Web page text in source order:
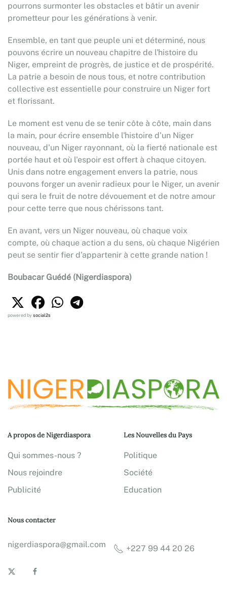
pourrons surmonter les obstacles et bâtir un avenir
prometteur pour les générations à venir.
Ensemble, en tant que peuple uni et déterminé, nous
pouvons écrire un nouveau chapitre de l'histoire du
Niger, empreint de progrès, de justice et de prospérité.
La patrie a besoin de nous tous, et notre contribution
collective est essentielle pour construire un Niger fort
et florissant.
Le moment est venu de se tenir côte à côte, main dans
la main, pour écrire ensemble l'histoire d'un Niger
nouveau, d'un Niger rayonnant, où la fierté nationale est
portée haut et où l'espoir est offert à chaque citoyen.
Unis dans notre engagement envers la patrie, nous
pouvons forger un avenir radieux pour le Niger, un avenir
qui sera le fruit de notre dévouement et de notre amour
pour cette terre que nous chérissons tant.
En avant, vers un Niger nouveau, où chaque voix
compte, où chaque action a du sens, où chaque Nigérien
peut se sentir fier d'appartenir à cette grande nation !
Boubacar Guédé (Nigerdiaspora)
powered bysocial2s
A propos de Nigerdiaspora
Qui sommes-nous ?
Nous rejoindre
Publicité
Les Nouvelles du Pays
Politique
Société
Education
Nous contacter
nigerdiaspora@gmail.com +227 99 44 20 26